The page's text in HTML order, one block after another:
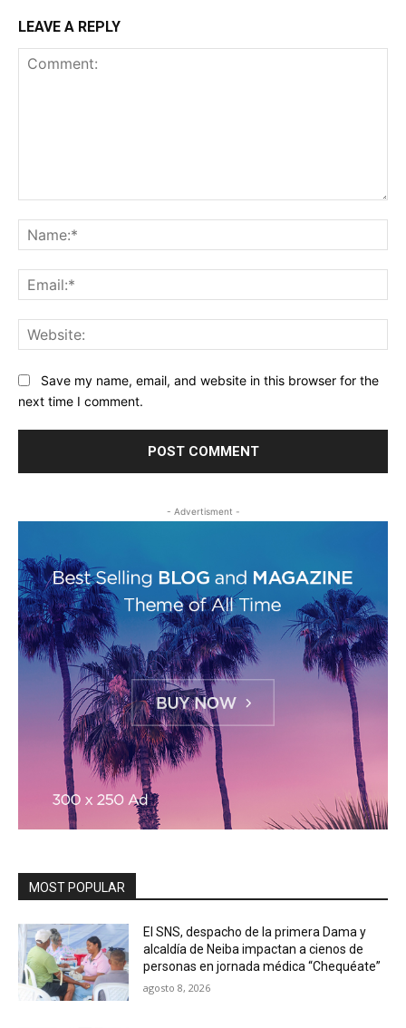
LEAVE A REPLY
Save my name, email, and website in this browser for the
next time I comment.
- Advertisment -
MOST POPULAR
El SNS, despacho de la primera Dama y
alcaldía de Neiba impactan a cienos de
personas en jornada médica “Chequéate”
agosto 8, 2026